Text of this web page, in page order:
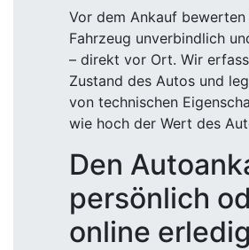
Vor dem Ankauf
Fahrzeug unverbindlich
– direkt vor Ort. Wir
Zustand des Autos und
von technischen
wie hoch der Wert des
Den
persönlich
online